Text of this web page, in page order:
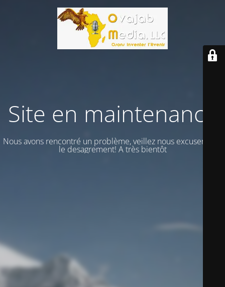
Site en maintenance
Nous avons rencontré un problème, veillez nous excuser vour
le desagrement! A très bientôt